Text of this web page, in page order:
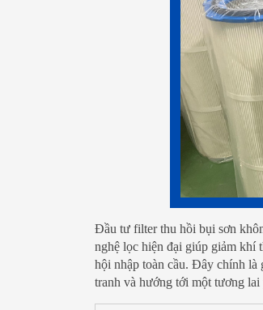
Đầu tư filter thu hồi bụi sơn
nghệ lọc hiện đại giúp giảm khí
hội nhập toàn cầu. Đây chính là
tranh và hướng tới một tương lai